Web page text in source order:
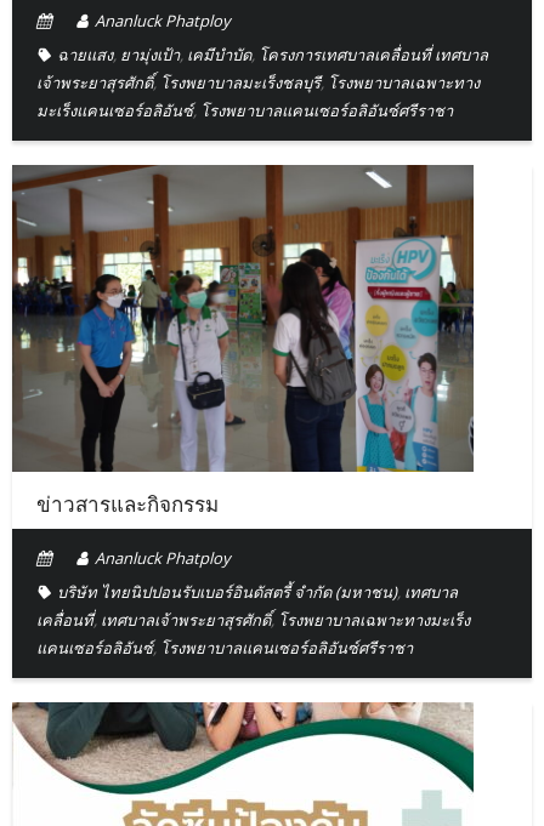
Ananluck Phatploy
ฉายแสง, ยามุ่งเป้า, เคมีบำบัด, โครงการเทศบาลเคลื่อนที่ เทศบาล
เจ้าพระยาสุรศักดิ์, โรงพยาบาลมะเร็งชลบุรี, โรงพยาบาลเฉพาะทาง
มะเร็งแคนเซอร์อลิอันซ์, โรงพยาบาลแคนเซอร์อลิอันซ์ศรีราชา
ข่าวสารและกิจกรรม
Ananluck Phatploy
บริษัท ไทยนิปปอนรับเบอร์อินดัสตรี้ จำกัด (มหาชน), เทศบาล
เคลื่อนที่, เทศบาลเจ้าพระยาสุรศักดิ์, โรงพยาบาลเฉพาะทางมะเร็ง
แคนเซอร์อลิอันซ์, โรงพยาบาลแคนเซอร์อลิอันซ์ศรีราชา